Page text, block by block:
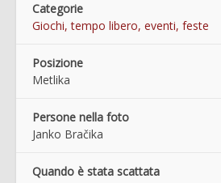
Categorie
Giochi, tempo libero, eventi, feste
Posizione
Metlika
Persone nella foto
Janko Bračika
Quando è stata scattata